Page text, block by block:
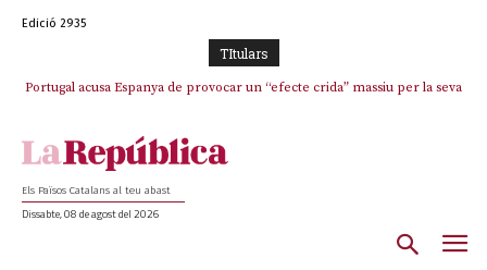
Edició 2935
TItulars
Portugal acusa Espanya de provocar un “efecte crida” massiu per la seva
El col·lapse de l’operació de Marc Puigtió a Girona: desbandada de
Els Països Catalans al teu abast
Dissabte, 08 de agost del 2026